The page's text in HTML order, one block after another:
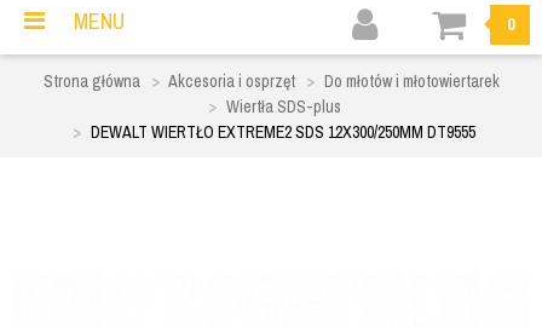
MENU 0
Strona główna Akcesoria i osprzęt
Do młotów i młotowiertarek
Wiertła SDS-plus
DEWALT WIERTŁO EXTREME2 SDS 12X300/250MM DT9555